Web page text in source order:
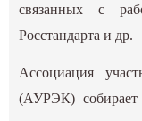
связанных с
Росстандарта и др.
Ассоциация
(АУРЭК) собирает